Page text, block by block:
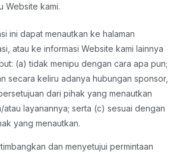
Website kami.
ini dapat menautkan ke halaman
atau ke informasi Website kami lainnya
(a) tidak menipu dengan cara apa pun;
secara keliru adanya hubungan sponsor,
dari pihak yang menautkan
layanannya; serta (c) sesuai dengan
yang menautkan.
dan menyetujui permintaan